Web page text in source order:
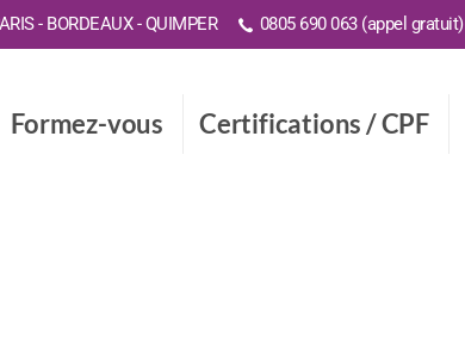
- BORDEAUX - QUIMPER 0805 690 063 (appel gratuit)
Formez-vous Certifications / CPF